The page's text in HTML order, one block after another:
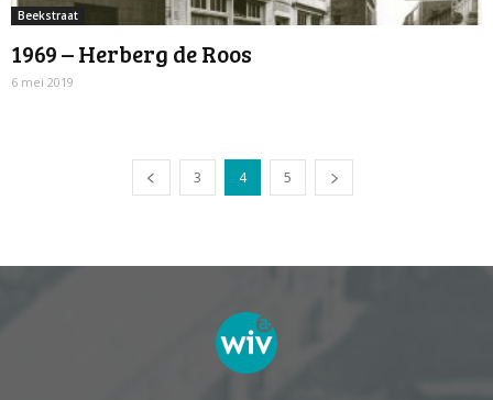
Beekstraat
1969 – Herberg de Roos
6 mei 2019
3 4 5